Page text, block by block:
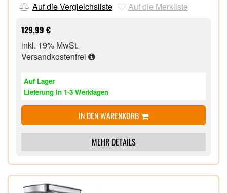
Metall-Getriebe,
Auf die Vergleichsliste Auf die Merkliste
129,99 €
inkl. 19% MwSt.
Versandkostenfrei
Auf Lager
Lieferung in 1-3 Werktagen
IN DEN WARENKORB
MEHR DETAILS